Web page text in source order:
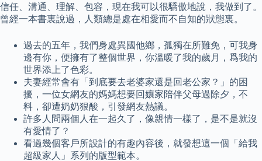
信任、溝通、理解、包容，現在我可以很驕傲地說，我做到了。
曾經一本書裏說過，人類總是處在相愛而不自知的狀態裏。
過去的五年，我們身處異國他鄉，孤獨在所難免，可我身
邊有你，便擁有了整個世界，你溫暖了我的歲月，爲我的
世界添上了色彩。
夫妻經常會有「到底要去老婆家還是回老公家？」的困
擾，一位女網友的媽媽想要回孃家陪伴父母過除夕，不
料，卻遭奶奶狠酸，引發網友熱議。
許多人問兩個人在一起久了，像親情一樣了，是不是就沒
有愛情了？
看過幾個客戶所設計的有趣內容後，就發想這一個「給我
超級家人」系列的版型範本。